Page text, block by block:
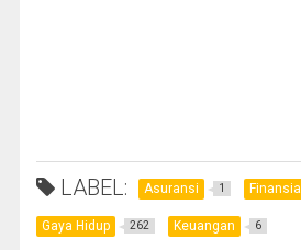
LABEL: Asuransi 1 Finansial
Gaya Hidup 262 Keuangan 6